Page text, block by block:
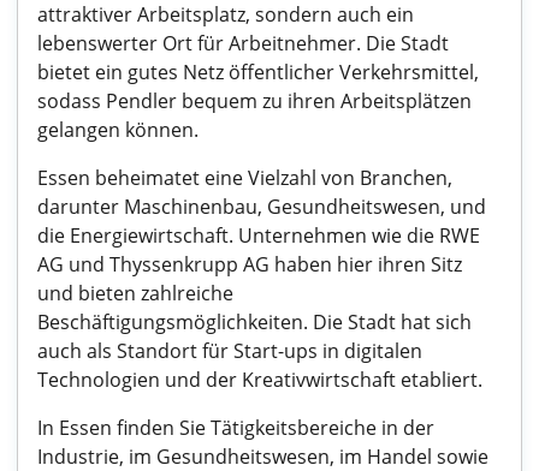
attraktiver Arbeitsplatz, sondern auch ein
lebenswerter Ort für Arbeitnehmer. Die Stadt
bietet ein gutes Netz öffentlicher Verkehrsmittel,
sodass Pendler bequem zu ihren Arbeitsplätzen
gelangen können.
Essen beheimatet eine Vielzahl von Branchen,
darunter Maschinenbau, Gesundheitswesen, und
die Energiewirtschaft. Unternehmen wie die RWE
AG und Thyssenkrupp AG haben hier ihren Sitz
und bieten zahlreiche
Beschäftigungsmöglichkeiten. Die Stadt hat sich
auch als Standort für Start-ups in digitalen
Technologien und der Kreativwirtschaft etabliert.
In Essen finden Sie Tätigkeitsbereiche in der
Industrie, im Gesundheitswesen, im Handel sowie